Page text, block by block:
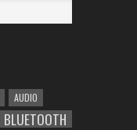
AUDIO
BLUETOOTH